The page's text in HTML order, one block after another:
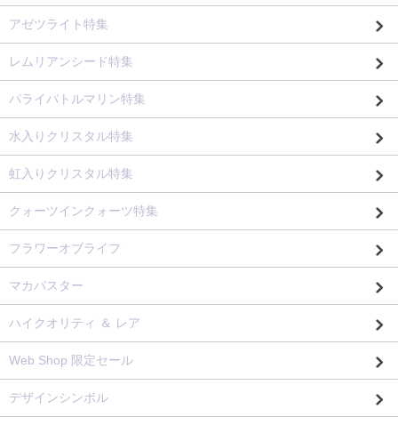
アゼツライト特集
レムリアンシード特集
パライバトルマリン特集
水入りクリスタル特集
虹入りクリスタル特集
クォーツインクォーツ特集
フラワーオブライフ
マカバスター
ハイクオリティ ＆ レア
Web Shop 限定セール
デザインシンボル